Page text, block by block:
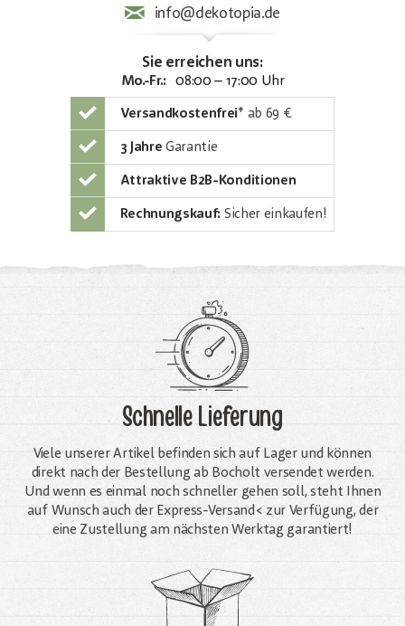
info@dekotopia.de
Sie erreichen uns:
Mo.-Fr.: 08:00 – 17:00 Uhr
Versandkostenfrei* ab 69 €
3 Jahre Garantie
Attraktive B2B-Konditionen
Rechnungskauf: Sicher einkaufen!
Schnelle Lieferung
Viele unserer Artikel befinden sich auf Lager und können
direkt nach der Bestellung ab Bocholt versendet werden.
Und wenn es einmal noch schneller gehen soll, steht Ihnen
auf Wunsch auch der Express-Versand< zur Verfügung, der
eine Zustellung am nächsten Werktag garantiert!